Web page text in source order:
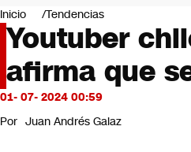
Mundo
Negocios
Deportes
Programas completos
Cultura
Servicios
Bits
CNN Data
Inicio Tendencias
Youtuber
afirma que
01- 07- 2024 00:59
Por Juan Andrés Galaz